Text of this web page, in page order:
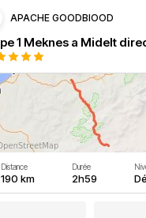
APACHE GOODBlOOD
Distance
190 km
Durée
2h59